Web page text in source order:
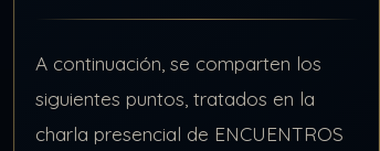
A continuación, se comparten los
siguientes puntos, tratados en la
charla presencial de ENCUENTROS